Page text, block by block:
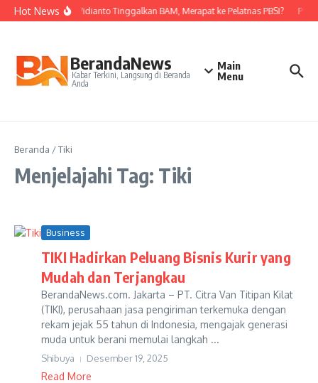
Lewati ke konten
Hot NewsNova Widianto Tinggalkan BAM, Merapat ke Pelatnas PBSI?
BerandaNews
Kabar Terkini, Langsung di Beranda
Anda
Main
Menu
Beranda /Tiki
Menjelajahi Tag: Tiki
Business
TIKI Hadirkan Peluang Bisnis Kurir yang
Mudah dan Terjangkau
BerandaNews.com. Jakarta – PT. Citra Van Titipan Kilat
(TIKI), perusahaan jasa pengiriman terkemuka dengan
rekam jejak 55 tahun di Indonesia, mengajak generasi
muda untuk berani memulai langkah ...
Shibuya Desember 19, 2025
Read More